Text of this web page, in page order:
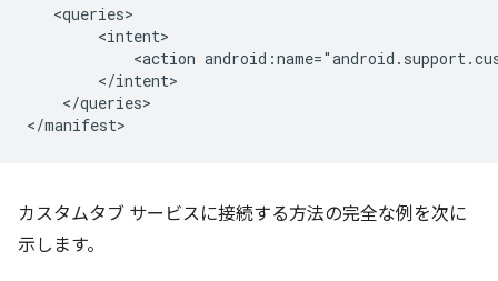
<action
</queries>
カスタムタブ サービスに接続する方法の完全な例を次に
示します。